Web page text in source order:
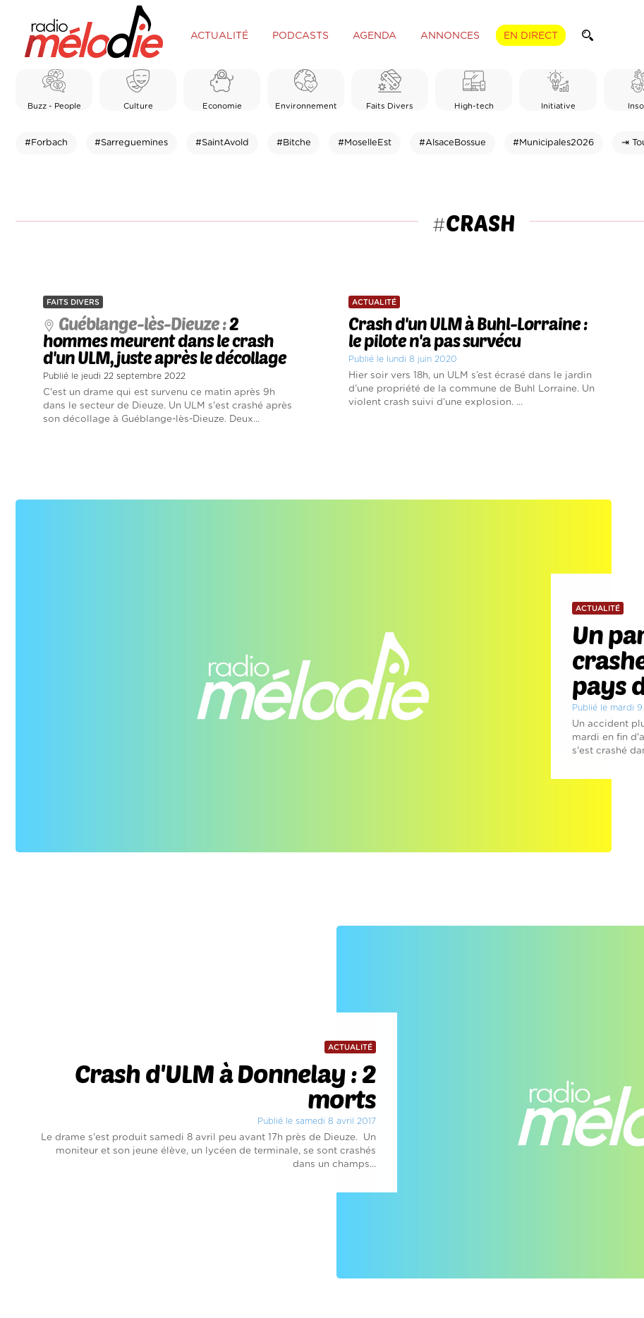
ACTUALITÉ PODCASTS AGENDA ANNONCES EN DIRECT
Buzz - People Culture Economie Environnement Faits Divers High-tech Initiative
#Forbach #Sarreguemines #SaintAvold #Bitche #MoselleEst #AlsaceBossue #Municipales2026 ⇥
#CRASH
FAITS DIVERS
Guéblange-lès-Dieuze :2
hommes meurent dans le crash
d'un ULM, juste après le décollage
Publié le jeudi 22 septembre 2022
C'est un drame qui est survenu ce matin après 9h
dans le secteur de Dieuze. Un ULM s'est crashé après
son décollage à Guéblange-lès-Dieuze. Deux...
ACTUALITÉ
Crash d'un ULM à Buhl-Lorraine :
le pilote n'a pas survécu
Publié le lundi 8 juin 2020
Hier soir vers 18h, un ULM s’est écrasé dans le jardin
d’une propriété de la commune de Buhl Lorraine. Un
violent crash suivi d’une explosion. ...
ACTUALITÉ
Un
pays
Publié le mardi
Un accident
mardi en fin
s'est crashé
ACTUALITÉ
Crash d'ULM à Donnelay : 2
morts
Publié le samedi 8 avril 2017
Le drame s'est produit samedi 8 avril peu avant 17h près de Dieuze. Un
moniteur et son jeune élève, un lycéen de terminale, se sont crashés
dans un champs...